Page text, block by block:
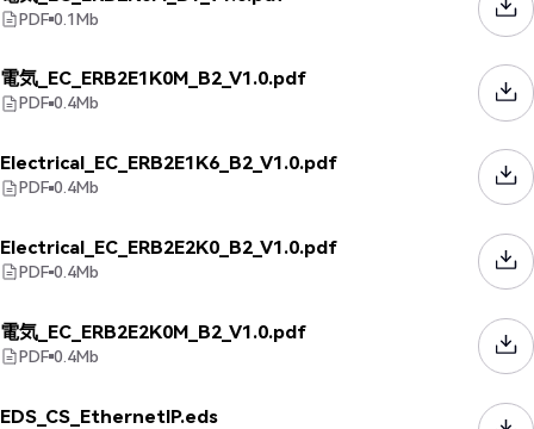
PDF 0.1Mb
電気_EC_ERB2E1K0M_B2_V1.0.pdf
PDF 0.4Mb
Electrical_EC_ERB2E1K6_B2_V1.0.pdf
PDF 0.4Mb
Electrical_EC_ERB2E2K0_B2_V1.0.pdf
PDF 0.4Mb
電気_EC_ERB2E2K0M_B2_V1.0.pdf
PDF 0.4Mb
EDS_CS_EthernetIP.eds